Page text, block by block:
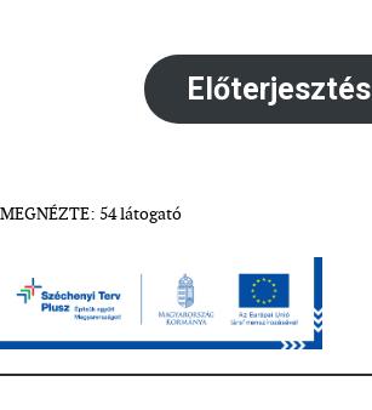
Előterjesztés
MEGNÉZTE: 54 látogató